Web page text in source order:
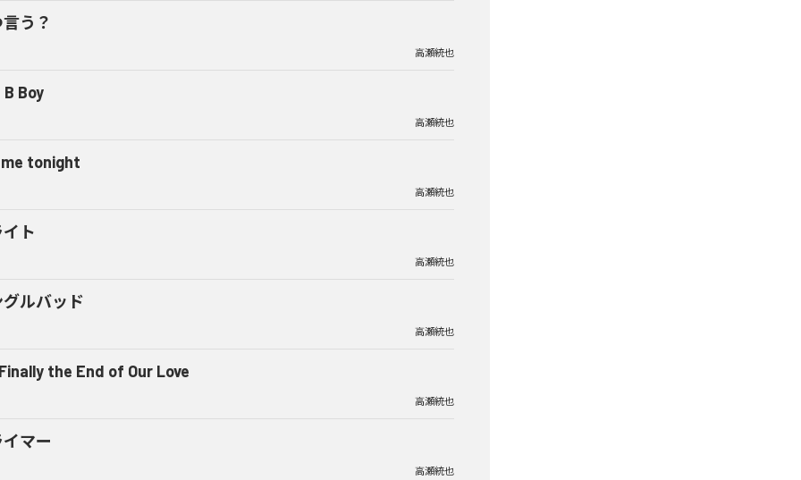
う？
高瀬統也
Boy
高瀬統也
tonight
高瀬統也
ト
高瀬統也
ルバッド
高瀬統也
the End of Our Love
高瀬統也
マー
高瀬統也